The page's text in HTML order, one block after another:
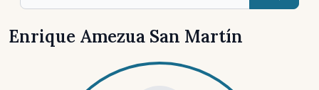
Buscar
Enrique Amezua San Martín